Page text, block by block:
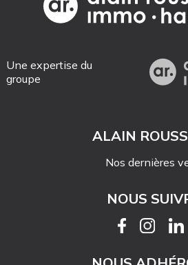
Une expertise du
groupe
ALAIN
Nos dernières
NOUS